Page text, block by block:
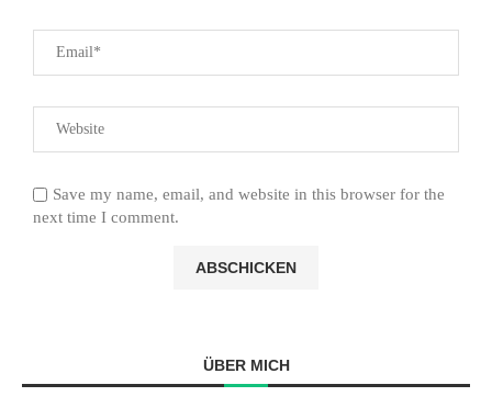
Save my name, email, and website in this browser for the
next time I comment.
ÜBER MICH